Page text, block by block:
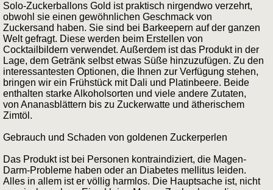
Solo-Zuckerballons Gold ist praktisch nirgendwo verzehrt,
obwohl sie einen gewöhnlichen Geschmack von
Zuckersand haben. Sie sind bei Barkeepern auf der ganzen
Welt gefragt. Diese werden beim Erstellen von
Cocktailbildern verwendet. Außerdem ist das Produkt in der
Lage, dem Getränk selbst etwas Süße hinzuzufügen. Zu den
interessantesten Optionen, die Ihnen zur Verfügung stehen,
bringen wir ein Frühstück mit Dali und Platinbeere. Beide
enthalten starke Alkoholsorten und viele andere Zutaten,
von Ananasblättern bis zu Zuckerwatte und ätherischem
Zimtöl.
Gebrauch und Schaden von goldenen Zuckerperlen
Das Produkt ist bei Personen kontraindiziert, die Magen-
Darm-Probleme haben oder an Diabetes mellitus leiden.
Alles in allem ist er völlig harmlos. Die Hauptsache ist, nicht